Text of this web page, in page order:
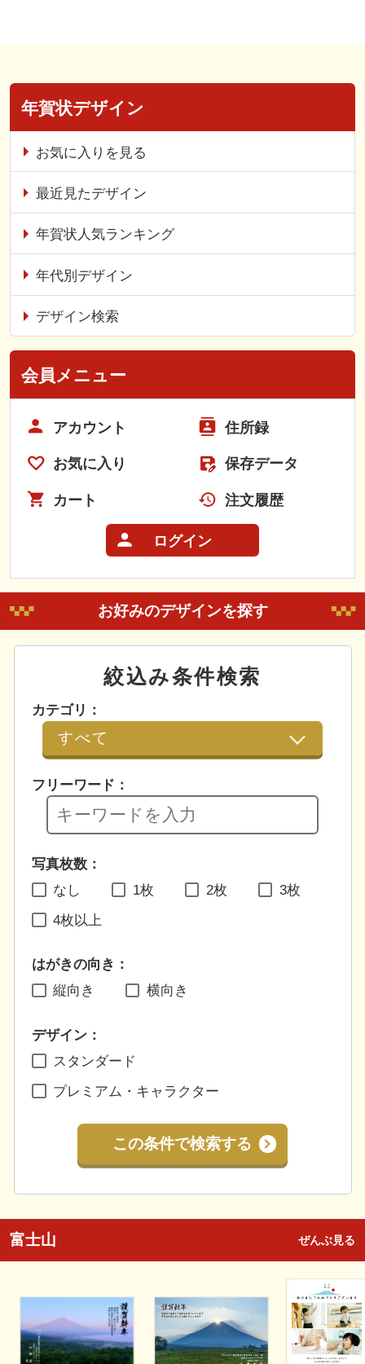
年賀状デザイン
お気に入りを見る
最近見たデザイン
年賀状人気ランキング
年代別デザイン
デザイン検索
会員メニュー
アカウント 住所録
お気に入り 保存データ
カート 注文履歴
ログイン
お好みのデザインを探す
絞込み条件検索
カテゴリ：
フリーワード：
写真枚数：
なし
1枚 2枚 3枚
4枚以上
はがきの向き：
縦向き
横向き
デザイン：
スタンダード
プレミアム・キャラクター
この条件で検索する
富士山 ぜんぶ見る